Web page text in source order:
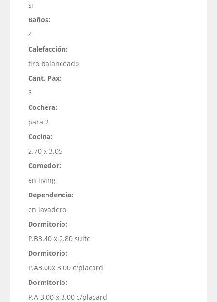
si
Baños:
4
Calefacción:
tiro balanceado
Cant. Pax:
8
Cochera:
para 2
Cocina:
2.70 x 3.05
Comedor:
en living
Dependencia:
en lavadero
Dormitorio:
P.B3.40 x 2.80 suite
Dormitorio:
P.A3.00x 3.00 c/placard
Dormitorio:
P.A 3.00 x 3.00 c/placard